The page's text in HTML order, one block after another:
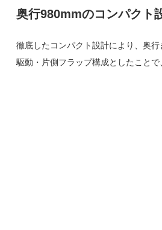
奥行980mmのコンパクト
徹底したコンパクト設計により、奥
駆動・片側フラップ構成としたこと